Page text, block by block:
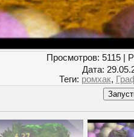
Просмотров: 5115 |
Дата:
Теги: ромхак,